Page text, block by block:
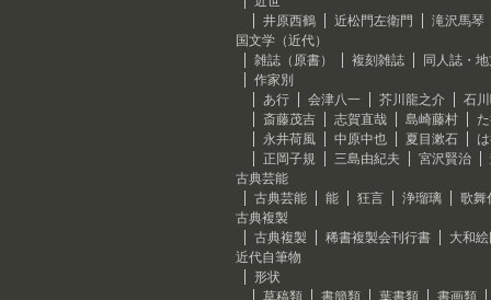
井原西鶴
近松門左衛門
滝沢馬琴
国文学（近代）
雑誌（原書）
複刻雑誌
同人誌・
作家別
あ行
会津八一 芥川龍之介
石
斎藤茂吉
志賀直哉 島崎藤村
永井荷風
中原中也 夏目漱石
正岡子規
三島由紀夫 宮沢賢治
古典芸能
古典芸能
能 狂言 浄瑠璃
歌舞
古典複製
古典複製
稀書複製会刊行書
大和
近代自筆物
形状